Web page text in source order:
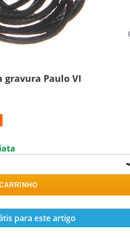
gravura Paulo VI
para este artigo